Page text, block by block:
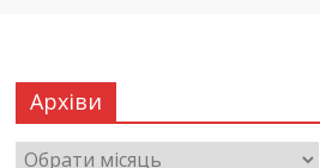
Архіви